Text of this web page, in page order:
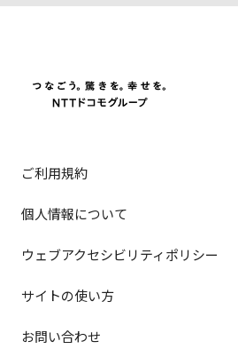
ご利用規約
個人情報について
ウェブアクセシビリティポリシー
サイトの使い方
お問い合わせ